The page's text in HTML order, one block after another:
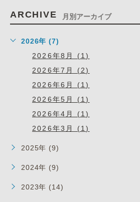
ARCHIVE 月別アーカイブ
2026年 (7)
2026年8月 (1)
2026年7月 (2)
2026年6月 (1)
2026年5月 (1)
2026年4月 (1)
2026年3月 (1)
2025年 (9)
2024年 (9)
2023年 (14)